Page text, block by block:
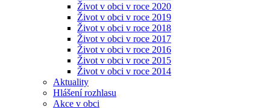
Život v obci v roce 2020
Život v obci v roce 2019
Život v obci v roce 2018
Život v obci v roce 2017
Život v obci v roce 2016
Život v obci v roce 2015
Život v obci v roce 2014
Aktuality
Hlášení rozhlasu
Akce v obci